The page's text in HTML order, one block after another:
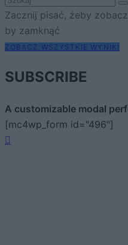
Zacznij pisać, żeby
by zamknąć
ZOBACZ WSZYSTKIE WYNIKI
SUBSCRIBE
A customizable modal
[mc4wp_form id="496"]